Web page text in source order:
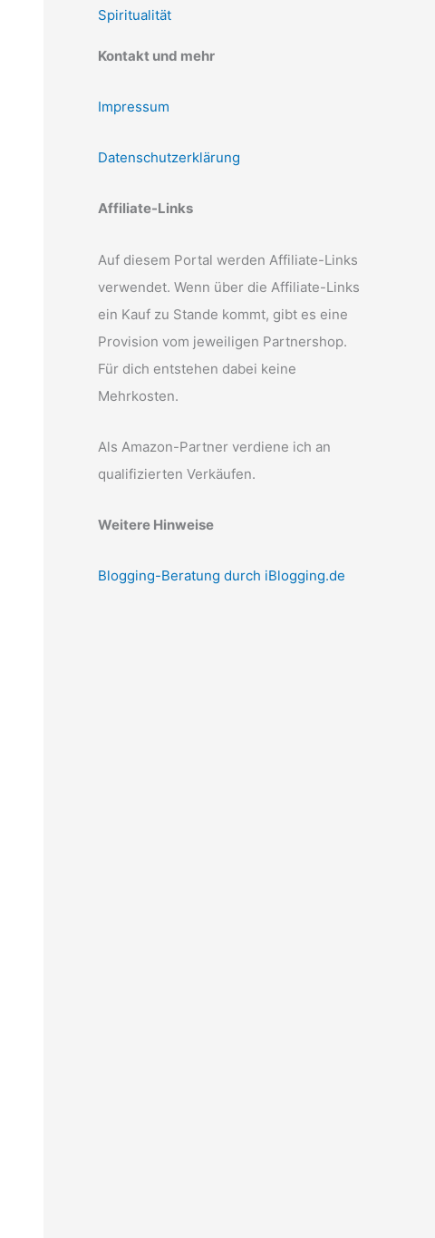
Spiritualität
Kontakt und mehr
Impressum
Datenschutzerklärung
Affiliate-Links
Auf diesem Portal werden Affiliate-Links
verwendet. Wenn über die Affiliate-Links
ein Kauf zu Stande kommt, gibt es eine
Provision vom jeweiligen Partnershop.
Für dich entstehen dabei keine
Mehrkosten.
Als Amazon-Partner verdiene ich an
qualifizierten Verkäufen.
Weitere Hinweise
Blogging-Beratung durch iBlogging.de